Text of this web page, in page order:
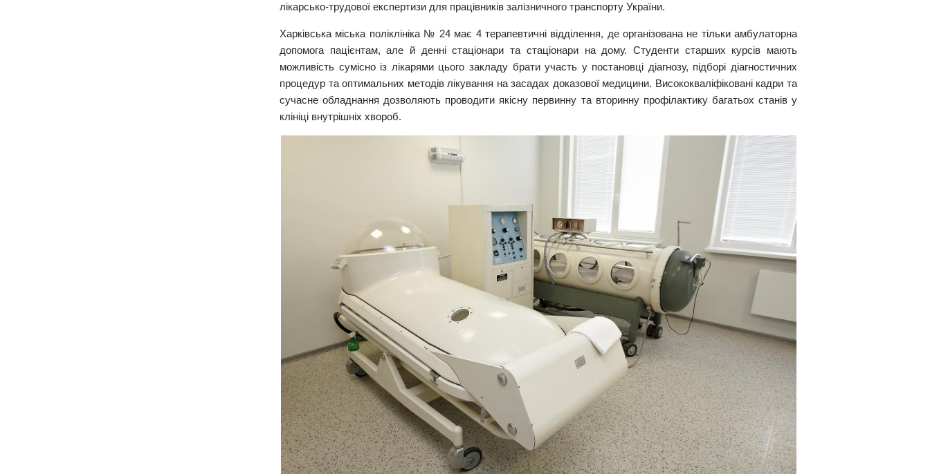
лікарсько-трудової експертизи для працівників залізничного транспорту України.
Харківська міська поліклініка № 24 має 4 терапевтичні відділення, де організована не тільки амбулаторна
допомога пацієнтам, але й денні стаціонари та стаціонари на дому. Студенти старших курсів мають
можливість сумісно із лікарями цього закладу брати участь у постановці діагнозу, підборі діагностичних
процедур та оптимальних методів лікування на засадах доказової медицини. Висококваліфіковані кадри та
сучасне обладнання дозволяють проводити якісну первинну та вторинну профілактику багатьох станів у
клініці внутрішніх хвороб.